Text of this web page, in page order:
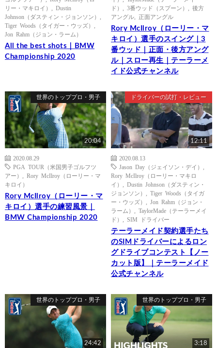
リー・マキロイ）
Dustin
Johnson（ダスティン・ジョンソン）
Tiger Woods（タイガー・ウッズ）
Jon Rahm（ジョン・ラーム）
All the best shots｜BMW
Championship 2020
ド）
3番ウッド（スプーン）
後方
アングル
正面アングル
Rory McIlroy（ローリー・マ
キロイ）選手のスイング｜3
番ウッド｜正面・後方アング
ル｜スロー再生｜テーラーメ
イド公式チャンネル
世界のトッププロ・男子
20:04
2020.08.29
PGA TOUR（米国男子ゴルフツ
アー）
Rory McIlroy（ローリー・マ
キロイ）
Rory McIlroy（ローリー・マ
キロイ）選手の練習風景｜
BMW Championship 2020
ドライバーの試打・レビュー
12:11
2020.08.13
Jason Day（ジェイソン・デイ）
Rory McIlroy（ローリー・マキロ
イ）
Dustin Johnson（ダスティン・
ジョンソン）
Tiger Woods（タイガ
ー・ウッズ）
Jon Rahm（ジョン・
ラーム）
TaylorMade（テーラーメイ
ド）
SIM ドライバー
テーラーメイド契約選手たち
のSIMドライバーによるロン
グドライブコンテスト【ノー
カット版】｜テーラーメイド
公式チャンネル
世界のトッププロ・男子
24:42
世界のトッププロ・男子
3:18